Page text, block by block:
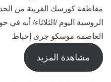
مقاطعة كورسك القريبة من
العاصمة موسكو جرى إحباط
مشاهدة المزيد